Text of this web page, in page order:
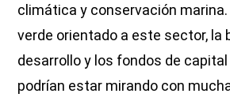
climática y conservación
verde orientado a este sector, la
desarrollo y los fondos de
podrían estar mirando con